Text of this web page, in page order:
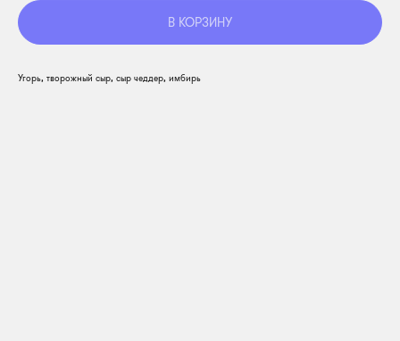
В КОРЗИНУ
Угорь, творожный сыр, сыр чеддер, имбирь